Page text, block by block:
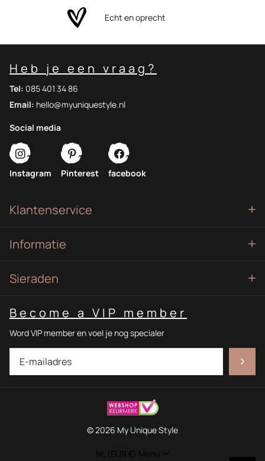
Echt en oprecht
Klantenservice
Informatie
Sieraden
Become a VIP member
Word VIP member en voel je nog specialer
Heb je een vraag?
Tel: 085 401 34 86
Email: hello@myuniquestyle.nl
Social media
Instagram Pinterest facebook
©2026 My Unique Style
NL (EUR €) Menu